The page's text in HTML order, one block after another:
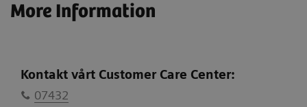
More Information
Kontakt vårt Customer Care Center:
07432